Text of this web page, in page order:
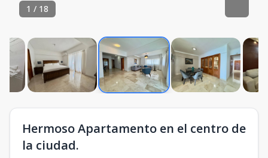
1 / 18
Hermoso Apartamento en el centro de
la ciudad.